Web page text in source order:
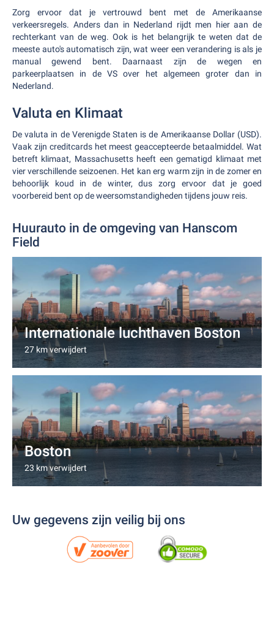
Zorg ervoor dat je vertrouwd bent met de Amerikaanse
verkeersregels. Anders dan in Nederland rijdt men hier aan de
rechterkant van de weg. Ook is het belangrijk te weten dat de
meeste auto's automatisch zijn, wat weer een verandering is als je
manual gewend bent. Daarnaast zijn de wegen en
parkeerplaatsen in de VS over het algemeen groter dan in
Nederland.
Valuta en Klimaat
De valuta in de Verenigde Staten is de Amerikaanse Dollar (USD).
Vaak zijn creditcards het meest geaccepteerde betaalmiddel. Wat
betreft klimaat, Massachusetts heeft een gematigd klimaat met
vier verschillende seizoenen. Het kan erg warm zijn in de zomer en
behoorlijk koud in de winter, dus zorg ervoor dat je goed
voorbereid bent op de weersomstandigheden tijdens jouw reis.
Huurauto in de omgeving van Hanscom
Field
Internationale luchthaven Boston
27 km verwijdert
Boston
23 km verwijdert
Uw gegevens zijn veilig bij ons